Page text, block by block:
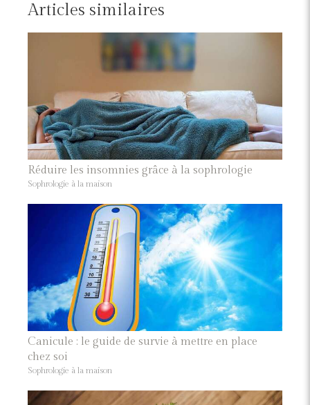
Articles similaires
Réduire les insomnies grâce à la sophrologie
Sophrologie à la maison
Canicule : le guide de survie à mettre en place
chez soi
Sophrologie à la maison